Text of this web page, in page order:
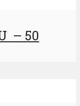
– 50